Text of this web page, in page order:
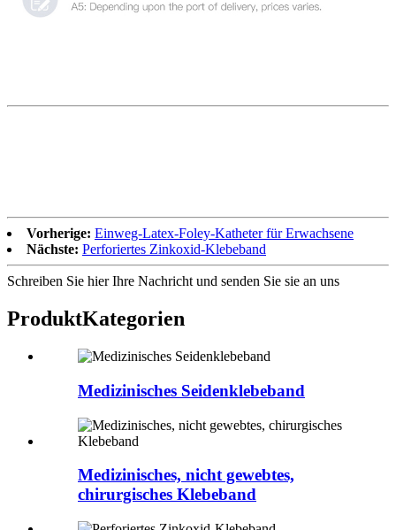
Vorherige: Einweg-Latex-Foley-Katheter für Erwachsene
Nächste: Perforiertes Zinkoxid-Klebeband
Schreiben Sie hier Ihre Nachricht und senden Sie sie an uns
ProduktKategorien
Medizinisches Seidenklebeband
Medizinisches, nicht gewebtes,
chirurgisches Klebeband